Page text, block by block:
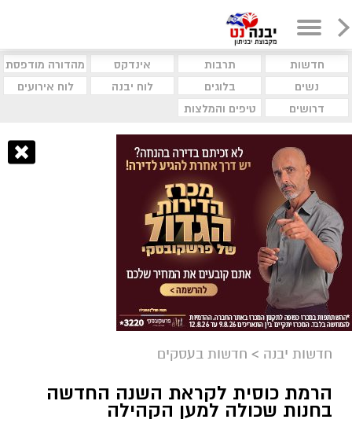
חדשות תרבות אינדקס
מהדורה מודפסת
נשים
בלוגים לוח יבנה
לוח אירועים
דרושים
טיפים והמלצות
חדשות יבנה > חדשות בעסקים
הרמת כוסית לקראת השנה החדשה
בחנות שכולה למען הקהילה